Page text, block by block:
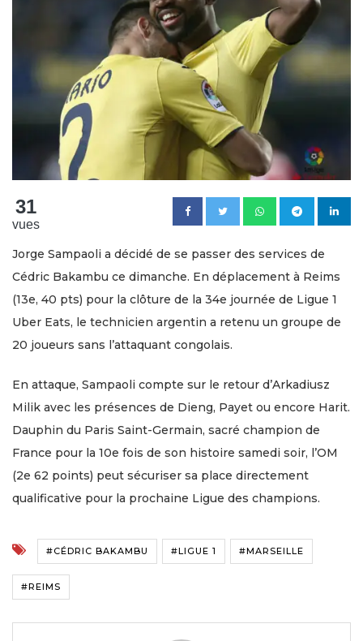
31
vues
Jorge Sampaoli a décidé de se passer des services de
Cédric Bakambu ce dimanche. En déplacement à Reims
(13e, 40 pts) pour la clôture de la 34e journée de Ligue 1
Uber Eats, le technicien argentin a retenu un groupe de
20 joueurs sans l’attaquant congolais.
En attaque, Sampaoli compte sur le retour d’Arkadiusz
Milik avec les présences de Dieng, Payet ou encore Harit.
Dauphin du Paris Saint-Germain, sacré champion de
France pour la 10e fois de son histoire samedi soir, l’OM
(2e 62 points) peut sécuriser sa place directement
qualificative pour la prochaine Ligue des champions.
#CÉDRIC BAKAMBU #LIGUE 1 #MARSEILLE
#REIMS